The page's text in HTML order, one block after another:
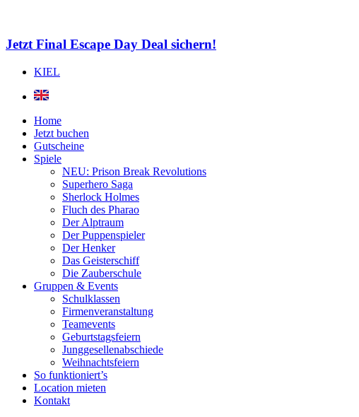
Jetzt Final Escape Day Deal sichern!
KIEL
Home
Jetzt buchen
Gutscheine
Spiele
NEU: Prison Break Revolutions
Superhero Saga
Sherlock Holmes
Fluch des Pharao
Der Alptraum
Der Puppenspieler
Der Henker
Das Geisterschiff
Die Zauberschule
Gruppen & Events
Schulklassen
Firmenveranstaltung
Teamevents
Geburtstagsfeiern
Junggesellenabschiede
Weihnachtsfeiern
So funktioniert’s
Location mieten
Kontakt